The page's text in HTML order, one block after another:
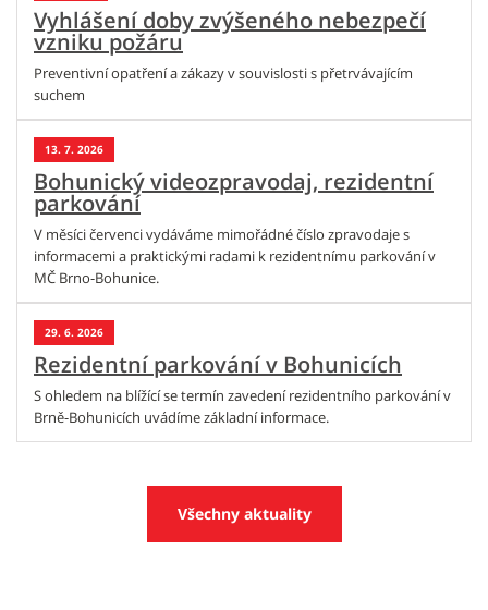
Vyhlášení doby zvýšeného nebezpečí
vzniku požáru
Preventivní opatření a zákazy v souvislosti s přetrvávajícím
suchem
13. 7. 2026
Bohunický videozpravodaj, rezidentní
parkování
V měsíci červenci vydáváme mimořádné číslo zpravodaje s
informacemi a praktickými radami k rezidentnímu parkování v
MČ Brno-Bohunice.
29. 6. 2026
Rezidentní parkování v Bohunicích
S ohledem na blížící se termín zavedení rezidentního parkování v
Brně-Bohunicích uvádíme základní informace.
Všechny aktuality